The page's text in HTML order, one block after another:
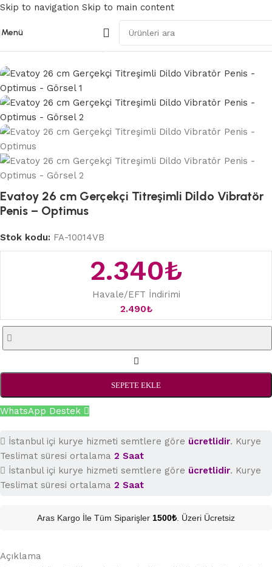
Skip to navigation Skip to main content
Menü
Belden Bağlamalı Strapon
Evatoy 26 cm Gerçekçi Titreşimli Dildo Vibratör
Penis – Optimus
Stok kodu: FA-10014VB
2.340₺
Havale/EFT İndirimi
2.490₺
SEPETE EKLE
WhatsApp Destek
İstanbul içi kurye hizmeti semtlere göre ücretlidir. Kurye
Teslimat süresi ortalama 2 Saat
İstanbul içi kurye hizmeti semtlere göre ücretlidir. Kurye
Teslimat süresi ortalama 2 Saat
Aras Kargo İle Tüm Siparişler 1500₺ . Üzeri Ücretsiz
Açıklama